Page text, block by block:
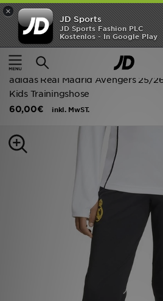
×
JD Sports
JD Sports Fashion PLC
Kostenlos - In Google Play
Home
Kinder
Kleidung Jugendliche
adidas Real Madrid Avengers 25/
Kids Trainingshose
60,00€
inkl. MwST.
ANGEBOTE
Neuheiten
Herren
Damen